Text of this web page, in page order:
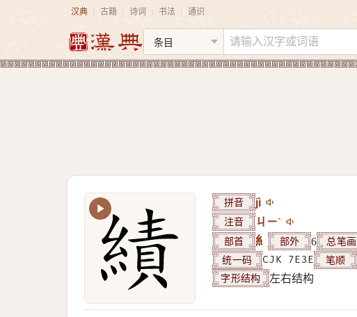
汉典 古籍 诗词 书法 通识
拼音 jì
注音 ㄐㄧˋ
部首 糹 部外 6 总笔画
统一码 CJK 7E3E 笔顺
字形结构 左右结构